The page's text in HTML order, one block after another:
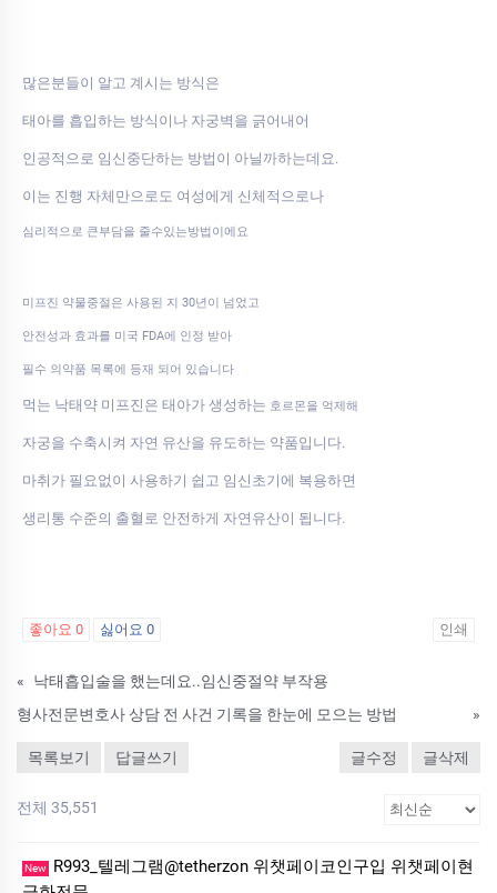
많은분들이 알고 계시는 방식은
태아를 흡입하는 방식이나 자궁벽을 긁어내어
인공적으로 임신중단하는 방법이 아닐까하는데요.
이는 진행 자체만으로도 여성에게 신체적으로나
심리적으로 큰부담을 줄수있는방법이에요
미프진 약물중절은 사용된 지 30년이 넘었고
안전성과 효과를 미국 FDA에 인정 받아
필수 의약품 목록에 등재 되어 있습니다
먹는 낙태약 미프진은 태아가 생성하는 호르몬을 억제해
자궁을 수축시켜 자연 유산을 유도하는 약품입니다.
마취가 필요없이 사용하기 쉽고 임신초기에 복용하면
생리통 수준의 출혈로 안전하게 자연유산이 됩니다.
좋아요 0 싫어요 0 인쇄
«
낙태흡입술을 했는데요..임신중절약 부작용
형사전문변호사 상담 전 사건 기록을 한눈에 모으는 방법
»
목록보기 답글쓰기 글수정 글삭제
전체 35,551
New
R993_텔레그램@tetherzon 위챗페이코인구입 위챗페이현